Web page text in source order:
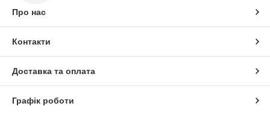
Про нас
Контакти
Доставка та оплата
Графік роботи